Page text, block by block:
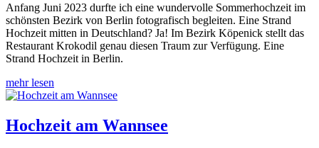
Anfang Juni 2023 durfte ich eine wundervolle Sommerhochzeit im
schönsten Bezirk von Berlin fotografisch begleiten. Eine Strand
Hochzeit mitten in Deutschland? Ja! Im Bezirk Köpenick stellt das
Restaurant Krokodil genau diesen Traum zur Verfügung. Eine
Strand Hochzeit in Berlin.
mehr lesen
Hochzeit am Wannsee